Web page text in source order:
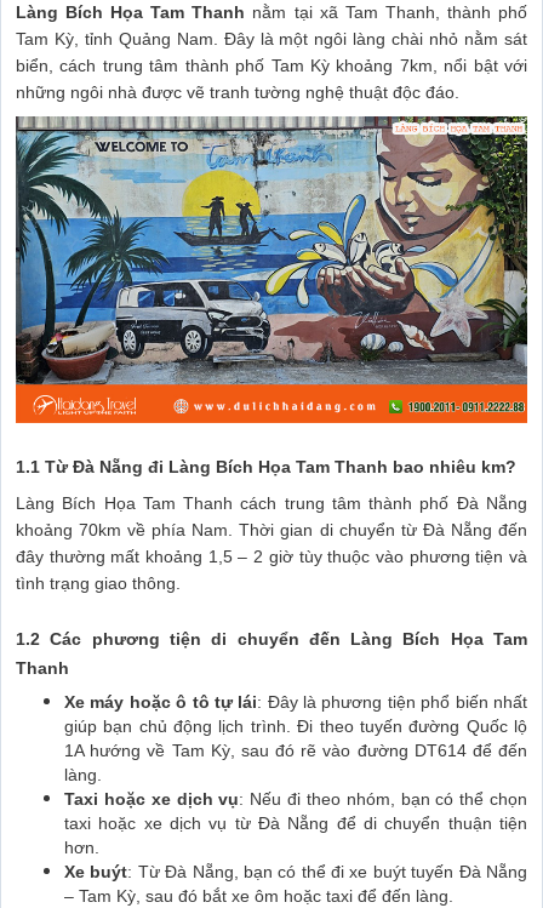
Làng Bích Họa Tam Thanh nằm tại xã Tam Thanh, thành phố
Tam Kỳ, tỉnh Quảng Nam. Đây là một ngôi làng chài nhỏ nằm sát
biển, cách trung tâm thành phố Tam Kỳ khoảng 7km, nổi bật với
những ngôi nhà được vẽ tranh tường nghệ thuật độc đáo.
1.1 Từ Đà Nẵng đi Làng Bích Họa Tam Thanh bao nhiêu km?
Làng Bích Họa Tam Thanh cách trung tâm thành phố Đà Nẵng
khoảng 70km về phía Nam. Thời gian di chuyển từ Đà Nẵng đến
đây thường mất khoảng 1,5 – 2 giờ tùy thuộc vào phương tiện và
tình trạng giao thông.
1.2 Các phương tiện di chuyển đến Làng Bích Họa Tam
Thanh
Xe máy hoặc ô tô tự lái: Đây là phương tiện phổ biến nhất
giúp bạn chủ động lịch trình. Đi theo tuyến đường Quốc lộ
1A hướng về Tam Kỳ, sau đó rẽ vào đường DT614 để đến
làng.
Taxi hoặc xe dịch vụ: Nếu đi theo nhóm, bạn có thể chọn
taxi hoặc xe dịch vụ từ Đà Nẵng để di chuyển thuận tiện
hơn.
Xe buýt: Từ Đà Nẵng, bạn có thể đi xe buýt tuyến Đà Nẵng
– Tam Kỳ, sau đó bắt xe ôm hoặc taxi để đến làng.